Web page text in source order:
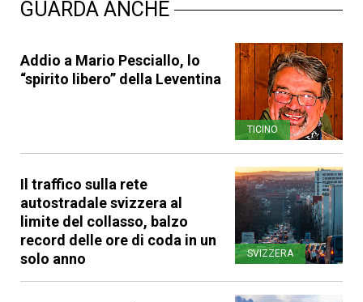
GUARDA ANCHE
Addio a Mario Pesciallo, lo
“spirito libero” della Leventina
TICINO
Il traffico sulla rete
autostradale svizzera al
limite del collasso, balzo
record delle ore di coda in un
solo anno
SVIZZERA